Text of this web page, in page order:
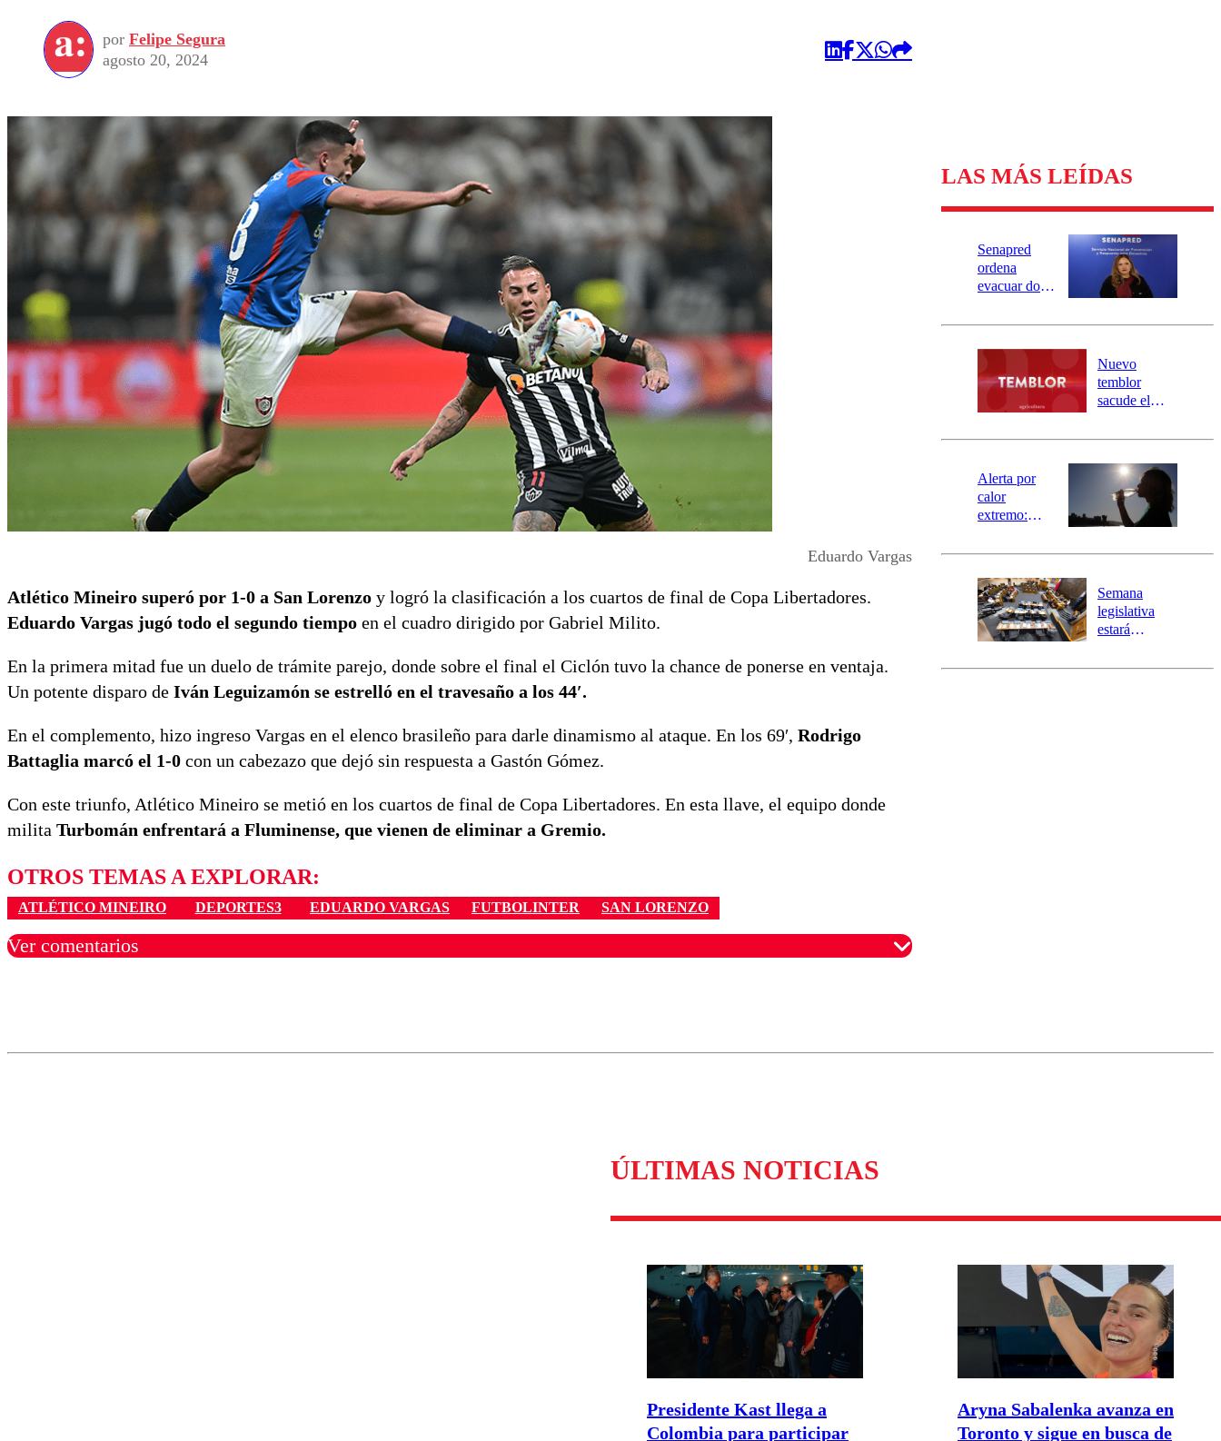
por Felipe Segura
agosto 20, 2024
Eduardo Vargas
Atlético Mineiro superó por 1-0 a San Lorenzo y logró la clasificación a los cuartos de final de Copa Libertadores.
Eduardo Vargas jugó todo el segundo tiempo en el cuadro dirigido por Gabriel Milito.
En la primera mitad fue un duelo de trámite parejo, donde sobre el final el Ciclón tuvo la chance de ponerse en ventaja.
Un potente disparo de Iván Leguizamón se estrelló en el travesaño a los 44′.
En el complemento, hizo ingreso Vargas en el elenco brasileño para darle dinamismo al ataque. En los 69′, Rodrigo
Battaglia marcó el 1-0 con un cabezazo que dejó sin respuesta a Gastón Gómez.
Con este triunfo, Atlético Mineiro se metió en los cuartos de final de Copa Libertadores. En esta llave, el equipo donde
milita Turbomán enfrentará a Fluminense, que vienen de eliminar a Gremio.
OTROS TEMAS A EXPLORAR:
ATLÉTICO MINEIRO DEPORTES3 EDUARDO VARGAS FUTBOLINTER SAN LORENZO
Ver comentarios
LAS MÁS LEÍDAS
Senapred
ordena
evacuar dos
Carahue por
río Damas:
activa
mensajería
SAE
Nuevo
temblor
sacude el
revisa la
epicentro
Alerta por
calor
extremo:
activa Alerta
Preventiva en
tres comunas
Semana
legislativa
estará
el fin de la
ÚLTIMAS NOTICIAS
Presidente Kast llega a
Colombia para participar
Aryna Sabalenka avanza en
Toronto y sigue en busca de